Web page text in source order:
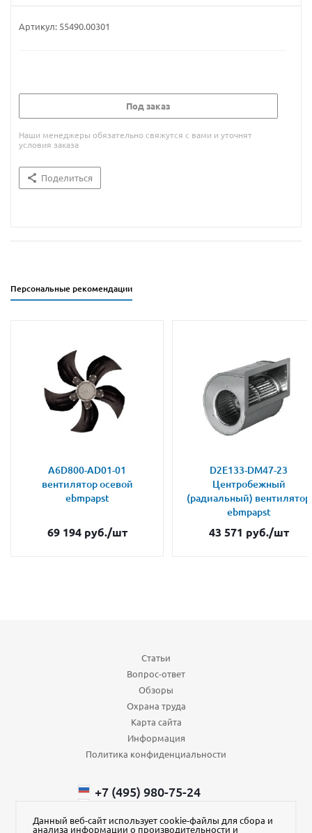
Артикул: 55490.00301
Под заказ
Наши менеджеры обязательно свяжутся с вами и уточнят
условия заказа
Поделиться
Персональные рекомендации
A6D800-AD01-01
вентилятор осевой
ebmpapst
69 194руб./шт
D2E133-DM47-23
Центробежный
(радиальный) вентилятор
ebmpapst
43 571 руб./шт
Статьи
Вопрос-ответ
Обзоры
Охрана труда
Карта сайта
Информация
Политика конфиденциальности
+7 (495) 980-75-24
+375 (29) ​750-43-88
Данный веб-сайт использует cookie-файлы для сбора и
анализа информации о производительности и